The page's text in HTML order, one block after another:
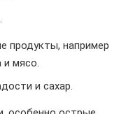
продукты, например
и мясо.
и сахар.